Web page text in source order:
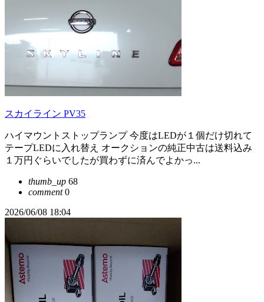
スカイライン PV35
ハイマウントストップランプ 今度はLEDが１個だけ切れて
テープLEDに入れ替え オークションの純正中古は送料込み
１万円ぐらいでしたが買わずに済んでよかっ...
thumb_up 68
comment0
2026/06/08 18:04